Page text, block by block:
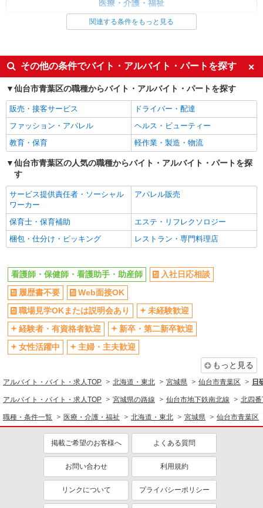
詳細を見る
株式会社kotrio /●SD-H-1983737
仙台市青葉区＊看護助手＊日払いOK！推し活
時給1350円〜2062円 ＜日払い有/週払い有/交
通費全支給(ガソリン代含む)＞
仙台市青葉区内
詳細を見る
派遣社員
株式会社kotrio /●SD-H-1895946
仙台市青葉区のサ高住＊シフト融通が利くため
時給2000円〜2500円 ＜日払い有/週払い有/交
通費全支給(ガソリン代含む)＞
仙台市青葉区/仙台駅チカ！！
キープ 詳細を見る
アルバイト パート
アスケア訪問入浴 青葉
看護師（訪問入浴）
時給1235円〜1335円 ※経験・能力による
アスケア訪問入浴 青葉 宮城県仙台市青葉区
キープ
正社員
アスケア訪問入浴 青葉
看護師（訪問入浴）
月給258,000円〜274,000円（地域による） 別
途交通費支給（30000円上限/月） 別途残業手当
（月平均残業時間20時間）残業代全額支給
アスケア訪問入浴 青葉 宮城県仙台市青葉区
木町9番15号 青葉木町ビル
医療・介護・福祉
看護師・保健師・看護助手・助産師
未経験歓迎
ミドル（40代～）活躍中
交通費支給
社会保険あり
関連する条件をもっと見る
その他の条件でバイト・アルバイト・パートを探す
仙台市青葉区の職種からバイト・アルバイト・パートを探す
販売・接客サービス
ドライバー・配達
ファッション・アパレル
ヘルス・ビューティー
教育・保育
軽作業・製造・物流
仙台市青葉区の人気の職種からバイト・アルバイト・パートを探
す
サービス提供責任者・ソーシャル
ワーカー
アパレル販売
保育士・保育補助
エステ・リフレクソロジー
梱包・仕分け・ピッキング
レストラン・専門料理店
看護師・保健師・看護助手・助産師
入社日応相談
履歴書不要
Web面接OK
職場見学OKまたは説明会あり
未経験歓迎
経験者・有資格者歓迎
新卒・第二新卒歓迎
女性活躍中
主婦・主夫歓迎
もっと見る
アルバイト・バイト・求人TOP 北海道・東北 宮城県 仙台市青葉区 日
アルバイト・バイト・求人TOP 宮城県の路線 仙台市地下鉄南北線 北四
職種・条件一覧 医療・介護・福祉 北海道・東北 宮城県 仙台市青葉区
掲載ご希望のお客様へ よくある質問
お問い合わせ 利用規約
リンクについて プライバシーポリシー